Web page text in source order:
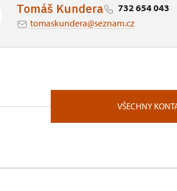
Tomáš Kundera
732 654 043
tomaskundera@seznam.cz
VŠECHNY